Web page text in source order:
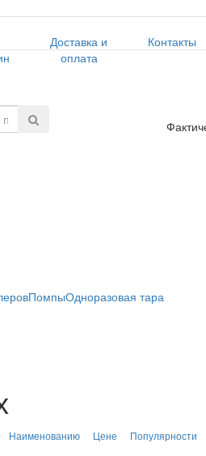
Доставка и
оплата
Контакты
ПомпыОдноразовая тара
Наименованию Цене Популярности